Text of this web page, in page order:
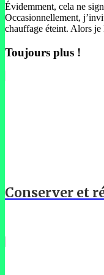
Évidemment, cela ne
Occasionnellement,
chauffage éteint. Alors je
Toujours plus !
Conserver et